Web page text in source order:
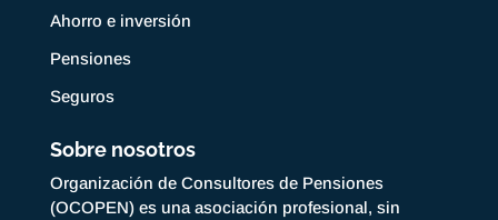
Ahorro e inversión
Pensiones
Seguros
Sobre nosotros
Organización de Consultores de Pensiones
(OCOPEN) es una asociación profesional, sin